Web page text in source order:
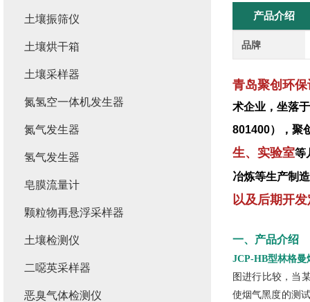
产品介绍
品牌
青岛聚创环
术企业，坐落
801400），聚
生、实验室等
冶炼等生产制
以及后期开
一、产品介绍
JCP-HB型林格曼
图进行比较，当
使烟气黑度的测
土壤振筛仪
土壤烘干箱
土壤采样器
氮氢空一体机发生器
氮气发生器
氢气发生器
皂膜流量计
颗粒物再悬浮采样器
土壤检测仪
二噁英采样器
恶臭气体检测仪